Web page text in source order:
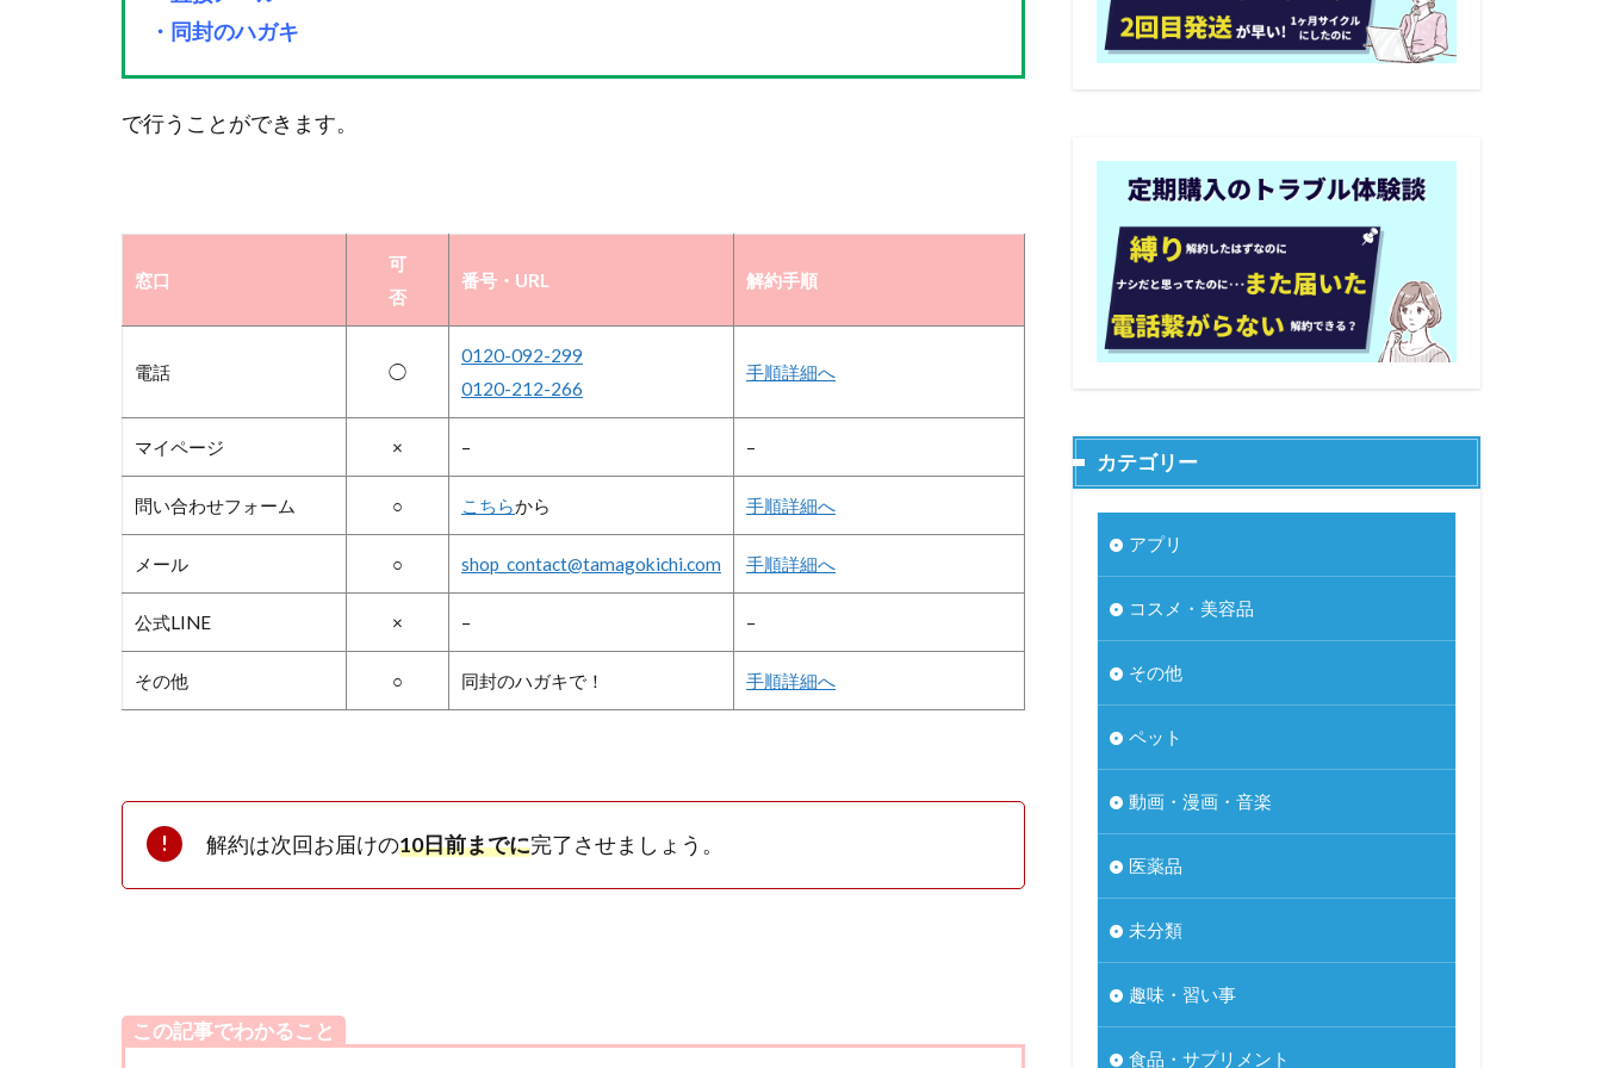
・同封のハガキ
で行うことができます。
窓口
可
否
番号・URL 解約手順
電話 ◯
0120-092-299
0120-212-266
手順詳細へ
マイページ × – –
問い合わせフォーム ○ こちらから 手順詳細へ
メール ○ shop_contact@tamagokichi.com 手順詳細へ
公式LINE × – –
その他 ○ 同封のハガキで！ 手順詳細へ
解約は次回お届けの10日前までに完了させましょう。
この記事でわかること
カテゴリー
アプリ
コスメ・美容品
その他
ペット
動画・漫画・音楽
医薬品
未分類
趣味・習い事
食品・サプリメント